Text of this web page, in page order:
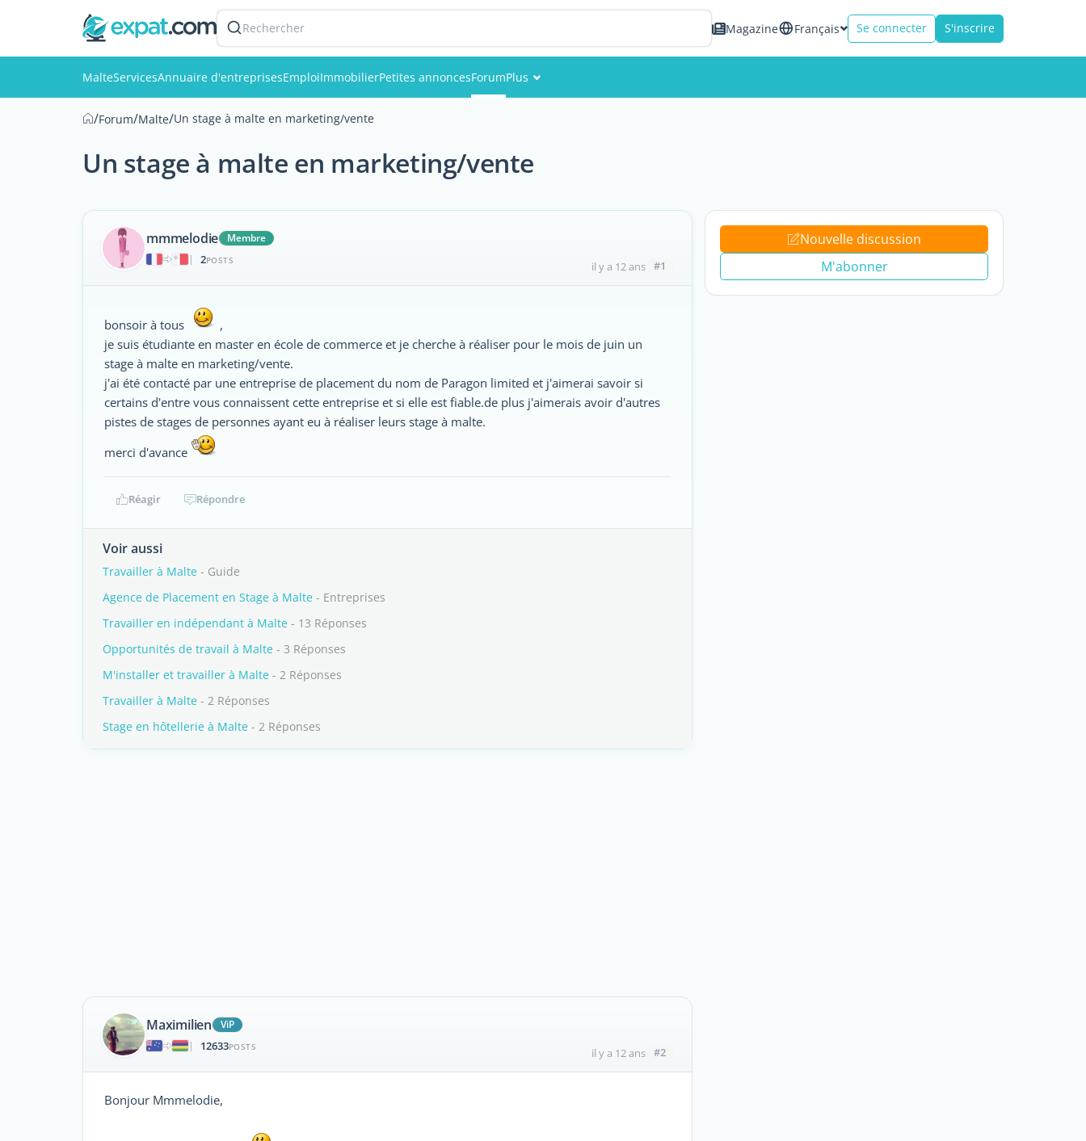
Rechercher Magazine Français Se connecter S'inscrire
MalteServicesAnnuaire d'entreprisesEmploiImmobilierPetites annoncesForumPlus
/Forum/Malte/Un stage à malte en marketing/vente
Un stage à malte en marketing/vente
mmmelodie
Membre
|
2POSTS il y a 12 ans #1
bonsoir à tous
,
je suis étudiante en master en école de commerce et je cherche à réaliser pour le mois de juin un
stage à malte en marketing/vente.
j'ai été contacté par une entreprise de placement du nom de Paragon limited et j'aimerai savoir si
certains d'entre vous connaissent cette entreprise et si elle est fiable.de plus j'aimerais avoir d'autres
pistes de stages de personnes ayant eu à réaliser leurs stage à malte.
merci d'avance
Réagir Répondre
Voir aussi
Travailler à Malte - Guide
Agence de Placement en Stage à Malte - Entreprises
Travailler en indépendant à Malte - 13 Réponses
Opportunités de travail à Malte - 3 Réponses
M'installer et travailler à Malte - 2 Réponses
Travailler à Malte - 2 Réponses
Stage en hôtellerie à Malte - 2 Réponses
Maximilien
ViP
|
12633POSTS il y a 12 ans #2
Bonjour Mmmelodie,
Nouvelle discussion
M'abonner